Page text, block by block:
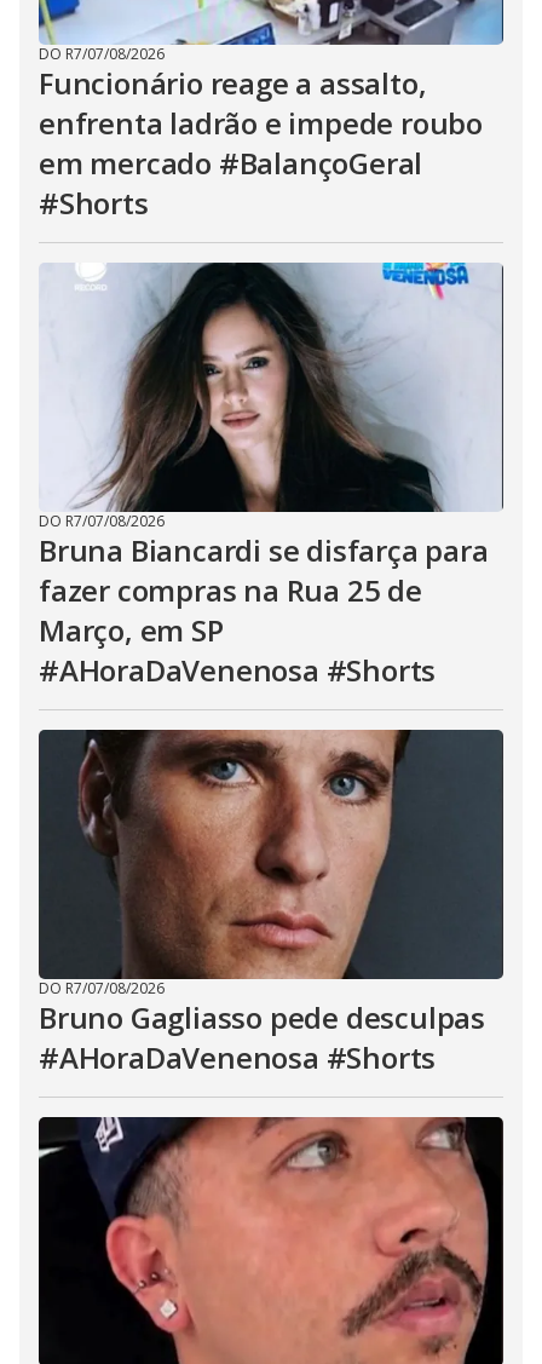
DO R7/07/08/2026
Funcionário reage a assalto,
enfrenta ladrão e impede roubo
em mercado #BalançoGeral
#Shorts
DO R7/07/08/2026
Bruna Biancardi se disfarça para
fazer compras na Rua 25 de
Março, em SP
#AHoraDaVenenosa #Shorts
DO R7/07/08/2026
Bruno Gagliasso pede desculpas
#AHoraDaVenenosa #Shorts